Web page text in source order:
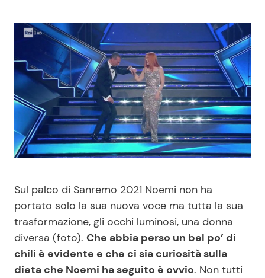
News Cinema
News Musica
News Spettacolo
News dal mondo
Benessere
Casa
Moda e Style
Mondo Mamma
News benessere
Cucina e Ricette
Consigli di Cucina
Dolci
Le Ricette in TV
Primi Piatti
Sul palco di Sanremo 2021 Noemi non ha
portato solo la sua nuova voce ma tutta la sua
trasformazione, gli occhi luminosi, una donna
diversa (foto). Che abbia perso un bel po’ di
chili è evidente e che ci sia curiosità sulla
dieta che Noemi ha seguito è ovvio. Non tutti